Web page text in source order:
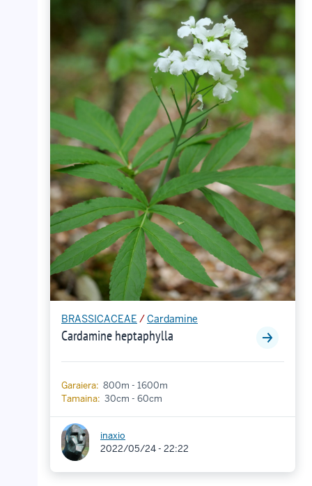
BRASSICACEAE /Cardamine
Cardamine hep­ta­phyl­la
Garaiera: 800m - 1600m
Tamaina: 30cm - 60cm
inaxio
2022/05/24 - 22:22